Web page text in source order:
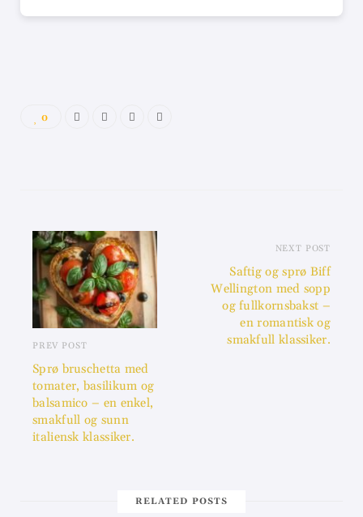
0
PREV POST
Sprø bruschetta med
tomater, basilikum og
balsamico – en enkel,
smakfull og sunn
italiensk klassiker.
NEXT POST
Saftig og sprø Biff
Wellington med sopp
og fullkornsbakst –
en romantisk og
smakfull klassiker.
RELATED POSTS